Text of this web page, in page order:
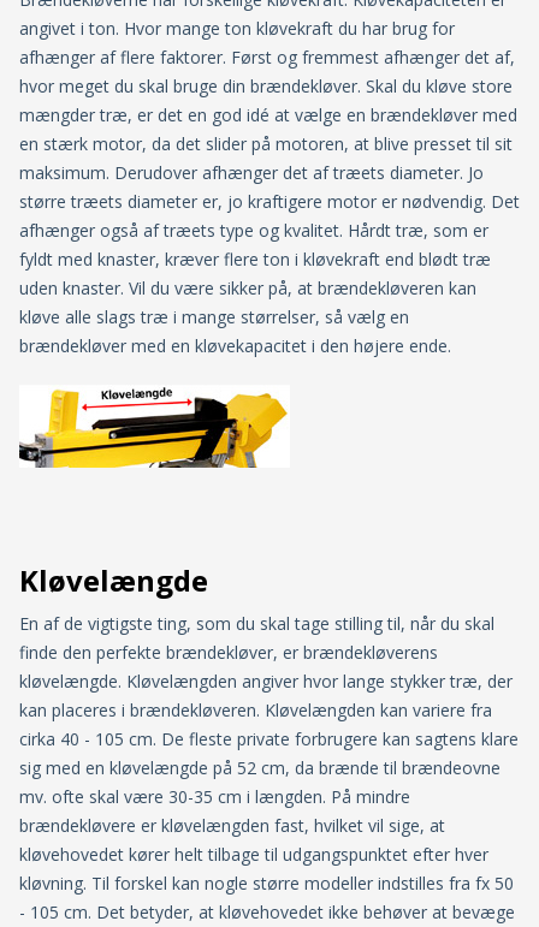
angivet i ton. Hvor mange ton kløvekraft du har brug for
afhænger af flere faktorer. Først og fremmest afhænger det af,
hvor meget du skal bruge din brændekløver. Skal du kløve store
mængder træ, er det en god idé at vælge en brændekløver med
en stærk motor, da det slider på motoren, at blive presset til sit
maksimum. Derudover afhænger det af træets diameter. Jo
større træets diameter er, jo kraftigere motor er nødvendig. Det
afhænger også af træets type og kvalitet. Hårdt træ, som er
fyldt med knaster, kræver flere ton i kløvekraft end blødt træ
uden knaster. Vil du være sikker på, at brændekløveren kan
kløve alle slags træ i mange størrelser, så vælg en
brændekløver med en kløvekapacitet i den højere ende.
Kløvelængde
En af de vigtigste ting, som du skal tage stilling til, når du skal
finde den perfekte brændekløver, er brændekløverens
kløvelængde. Kløvelængden angiver hvor lange stykker træ, der
kan placeres i brændekløveren. Kløvelængden kan variere fra
cirka 40 - 105 cm. De fleste private forbrugere kan sagtens klare
sig med en kløvelængde på 52 cm, da brænde til brændeovne
mv. ofte skal være 30-35 cm i længden. På mindre
brændekløvere er kløvelængden fast, hvilket vil sige, at
kløvehovedet kører helt tilbage til udgangspunktet efter hver
kløvning. Til forskel kan nogle større modeller indstilles fra fx 50
- 105 cm. Det betyder, at kløvehovedet ikke behøver at bevæge